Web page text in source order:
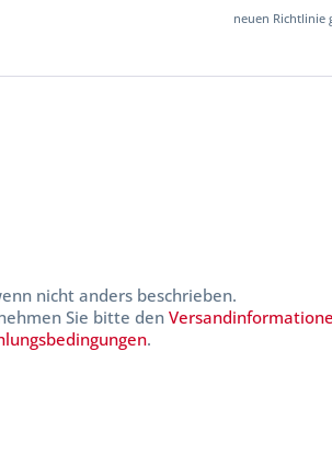
neuen Richtlinie
nicht anders beschrieben.
Sie bitte den
.